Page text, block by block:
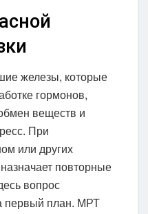
железы, которые
гормонов,
веществ и
При
или других
повторные
вопрос
первый план. МРТ